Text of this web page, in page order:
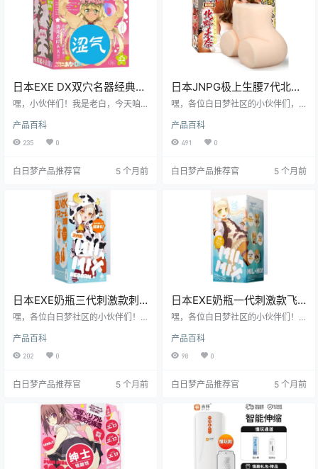
日本EXE DX双穴名器经典款
硅胶材质高刺激双通道飞机
嘿，小伙伴们！我是老白，今天咱
双穴名器经典款飞机杯。这玩意儿
可是老白我测评过的一款相当有料
来，就让我带你一探究竟！
产品百科
235 0
白日梦产品推荐官 5 个月前
日本JNPG极上生腰7代北野
未奈飞机杯测评报告
嘿，各位白日梦社区的小伙伴们，
本JNPG品牌的极上生腰7代-北野未
奈飞机杯。这可是个好东西，老白
料！
产品百科
491 0
白日梦产品推荐官 5 个月前
日本EXE奶瓶三代刺激款刺
激升级飞机杯测评报告
嘿，各位白日梦社区的小伙伴们！
奶瓶三代刺激款飞机杯。这玩意儿
可是让不少老铁们心动不已，到底
产品百科
202 0
白日梦产品推荐官 5 个月前
日本EXE奶瓶一代刺激款飞
机杯测评报告
嘿，各位白日梦社区的小伙伴们！
本EXE品牌的奶瓶一代刺激款飞机杯
的测评。这款飞机杯可是有着不少
产品百科
98 0
白日梦产品推荐官 5 个月前